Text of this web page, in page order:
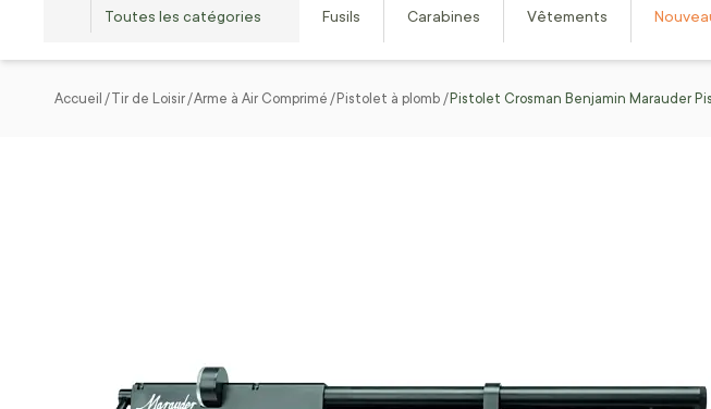
Toutes les catégories Fusils Carabines Vêtements
Accueil Tir de Loisir Arme à Air Comprimé Pistolet à plomb Pistolet Crosman Benjamin Marauder